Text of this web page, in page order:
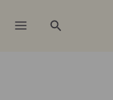
Buscar